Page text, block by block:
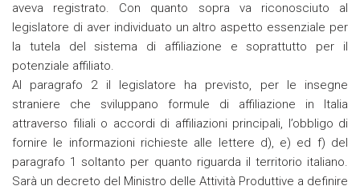
aveva registrato. Con quanto sopra va riconosciuto al
legislatore di aver individuato un altro aspetto essenziale per
la tutela del sistema di affiliazione e soprattutto per il
potenziale affiliato.
Al paragrafo 2 il legislatore ha previsto, per le insegne
straniere che sviluppano formule di affiliazione in Italia
attraverso filiali o accordi di affiliazioni principali, l’obbligo di
fornire le informazioni richieste alle lettere d), e) ed f) del
paragrafo 1 soltanto per quanto riguarda il territorio italiano.
Sarà un decreto del Ministro delle Attività Produttive a definire